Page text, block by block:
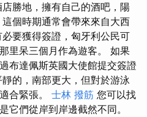
勝地，擁有自己的酒吧，陽
個時期通常會帶來來自大西
要獲得簽證，匈牙利公民可
里呆三個月作為遊客。 如果
布達佩斯英國大使館提交簽證
的，南部更大，但對於游泳
合緊張。 士林 撥筋 您可以找
它們從岸到岸邊截然不同。